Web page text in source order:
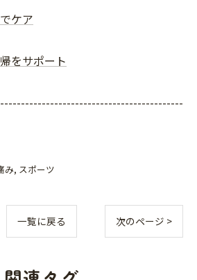
ケア
をサポート
み スポーツ
一覧に戻る 次のページ >